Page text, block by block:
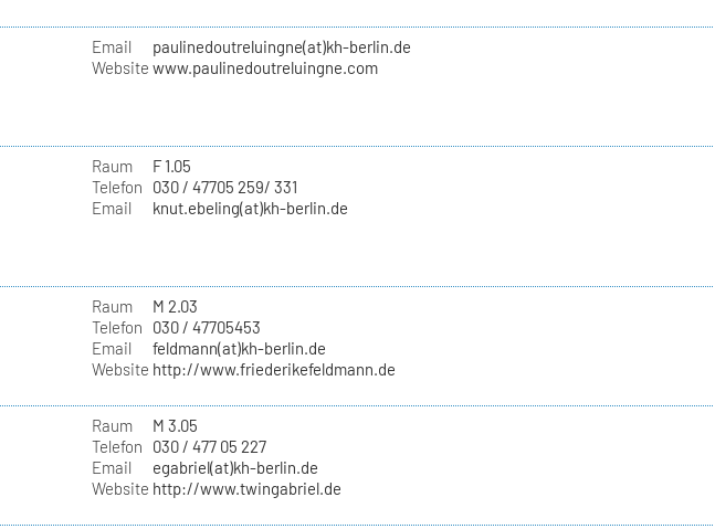
Email
paulinedoutreluingne(at)kh-berlin.de
Website www.paulinedoutreluingne.com
Raum
F 1.05
Telefon
030 / 47705 259/ 331
Email
knut.ebeling(at)kh-berlin.de
Raum
M 2.03
Telefon
030 / 47705453
Email
feldmann(at)kh-berlin.de
Website http://www.friederikefeldmann.de
Raum
M 3.05
Telefon
030 / 477 05 227
Email
egabriel(at)kh-berlin.de
Website http://www.twingabriel.de